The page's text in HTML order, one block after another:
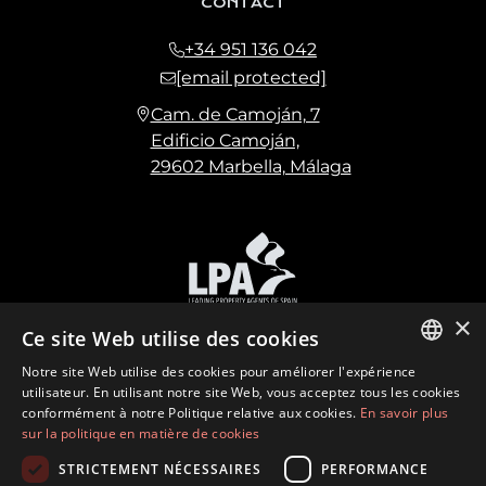
+34 951 136 042
[email protected]
Cam. de Camoján, 7
Edificio Camoján,
29602 Marbella, Málaga
©2026Marbella Hills Homes Realty S.L. CIF:
ENGLISH
SPANISH
×
Ce site Web utilise des cookies
Notre site Web utilise des cookies pour améliorer l'expérience
utilisateur. En utilisant notre site Web, vous acceptez tous les cookies
conformément à notre Politique relative aux cookies. En savoir plus
sur la politique en matière de cookies
STRICTEMENT NÉCESSAIRES
PERFORMANCE